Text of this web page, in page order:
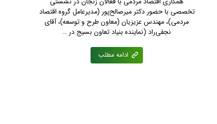
تخصصی با حضور دکتر میرصالح‌پور (مدیرعامل گروه اقتصاد
مردمی)، مهندس عزیزیان (معاون طرح و توسعه)، آقای
نجفی‌راد (نماینده بنیاد تعاون بسیج در …
ادامه مطلب